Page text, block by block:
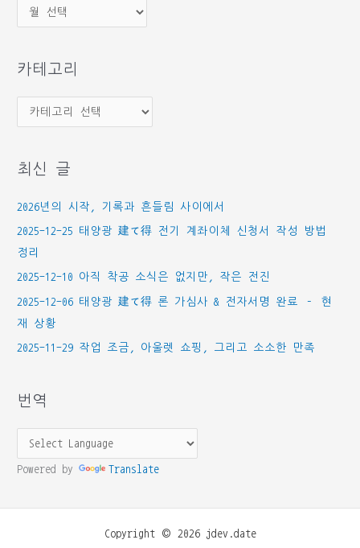
관
카테고리
테
리
최신 글
2026년의 시작, 기록과 흔들림 사이에서
2025-12-25 태양광 建て得 전기 계좌이체 신청서 작성 방법
정리
2025-12-10 아직 착공 소식은 없지만, 작은 전진
2025-12-06 태양광 建て得 론 가심사 & 전자서명 완료 – 현
재 상황
2025-11-29 작업 조금, 아울렛 쇼핑, 그리고 소소한 만족
번역
Powered by Translate
Copyright © 2026 jdev.date